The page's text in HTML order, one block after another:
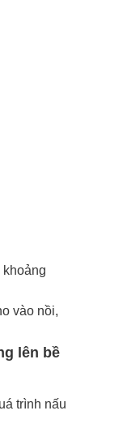
vào nồi,
lên bề
trình nấu